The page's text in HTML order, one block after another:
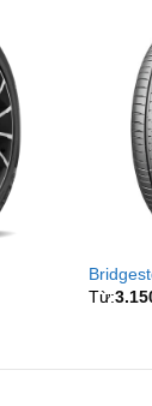
Từ: